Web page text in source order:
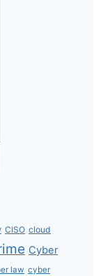
CISO cloud
Cyber
law cyber